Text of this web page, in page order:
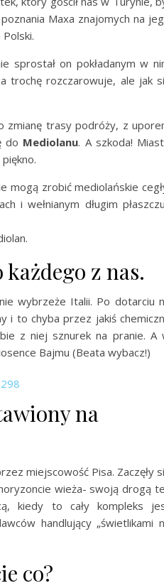
Maxa znajomych na
sprostał on pokładanym w
trochę rozczarowuje, ale jak
zmianę trasy podróży, z
do Mediolanu. A szkoda!
mogą zrobić mediolańskie
i wełnianym długim
z nas.
wybrzeże Italii. Po dotarciu
i to chyba przez jakiś
z niej sznurek na pranie. A
Bajmu (Beata wybacz!)
na
miejscowość Pisa. Zaczęły
wieża- swoją drogą
kiedy to cały kompleks
handlujący „świetlikami
co?